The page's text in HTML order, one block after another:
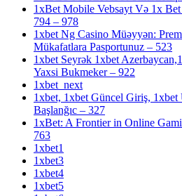
1xBet Mobile Vebsayt Və 1x
794 – 978
1xbet Ng Casino Müəyyən:
Mükafatlara Pasportunuz – 523
1xbet Seyrək 1xbet
Yaxsi Bukmeker – 922
1xbet_next
1xbet, 1xbet Güncel Giriş,
Başlanğıc – 327
1xBet: A Frontier in Online
763
1xbet1
1xbet3
1xbet4
1xbet5